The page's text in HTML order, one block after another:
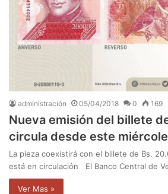
administración 05/04/2018 0 169
Nueva emisión del billete
circula desde este
La pieza coexistirá con el billete de Bs.
está en circulación El Banco Central de
Ver Mas »